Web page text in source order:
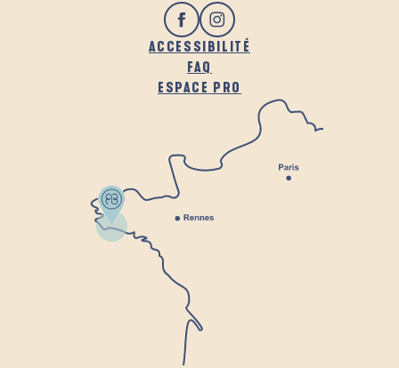
ACCESSIBILITÉ
FAQ
ESPACE PRO